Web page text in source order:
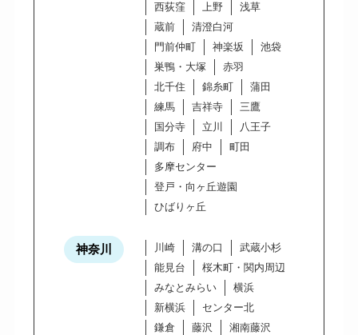
西荻窪
上野
浅草
蔵前
清澄白河
門前仲町
神楽坂
池袋
巣鴨・大塚
赤羽
北千住
錦糸町
蒲田
練馬
吉祥寺
三鷹
国分寺
立川
八王子
調布
府中
町田
多摩センター
登戸・向ヶ丘遊園
ひばりヶ丘
神奈川 川崎 溝の口
武蔵小杉
能見台
桜木町・関内周辺
みなとみらい
横浜
新横浜
センター北
鎌倉
藤沢
湘南藤沢